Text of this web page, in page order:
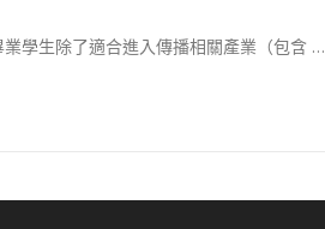
學生除了適合進入傳播相關產業（包含 …